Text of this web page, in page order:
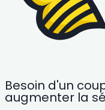
Besoin d'un
augmenter la